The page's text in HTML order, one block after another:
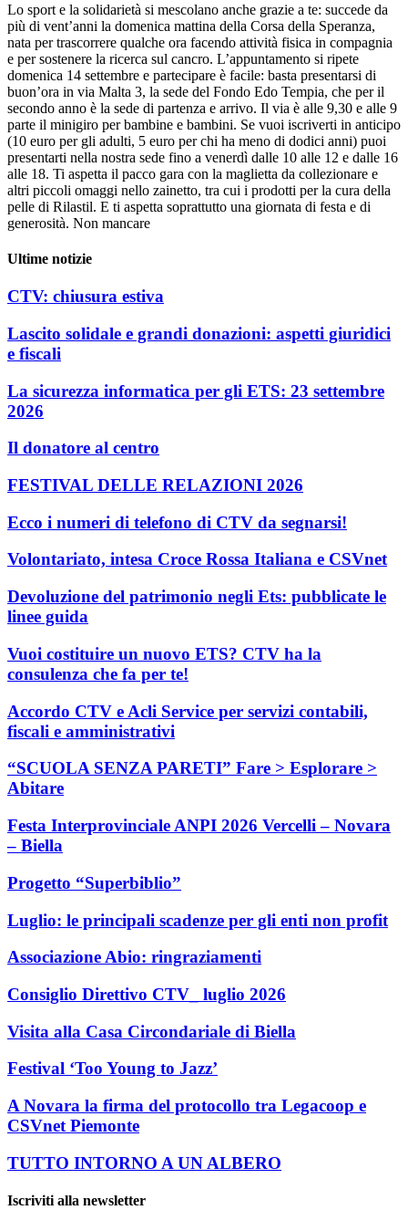
Lo sport e la solidarietà si mescolano anche grazie a te: succede da
più di vent’anni la domenica mattina della Corsa della Speranza,
nata per trascorrere qualche ora facendo attività fisica in compagnia
e per sostenere la ricerca sul cancro. L’appuntamento si ripete
domenica 14 settembre e partecipare è facile: basta presentarsi di
buon’ora in via Malta 3, la sede del Fondo Edo Tempia, che per il
secondo anno è la sede di partenza e arrivo. Il via è alle 9,30 e alle 9
parte il minigiro per bambine e bambini. Se vuoi iscriverti in anticipo
(10 euro per gli adulti, 5 euro per chi ha meno di dodici anni) puoi
presentarti nella nostra sede fino a venerdì dalle 10 alle 12 e dalle 16
alle 18. Ti aspetta il pacco gara con la maglietta da collezionare e
altri piccoli omaggi nello zainetto, tra cui i prodotti per la cura della
pelle di Rilastil. E ti aspetta soprattutto una giornata di festa e di
generosità. Non mancare
Ultime notizie
CTV: chiusura estiva
Lascito solidale e grandi donazioni: aspetti giuridici
e fiscali
La sicurezza informatica per gli ETS: 23 settembre
2026
Il donatore al centro
FESTIVAL DELLE RELAZIONI 2026
Ecco i numeri di telefono di CTV da segnarsi!
Volontariato, intesa Croce Rossa Italiana e CSVnet
Devoluzione del patrimonio negli Ets: pubblicate le
linee guida
Vuoi costituire un nuovo ETS? CTV ha la
consulenza che fa per te!
Accordo CTV e Acli Service per servizi contabili,
fiscali e amministrativi
“SCUOLA SENZA PARETI” Fare > Esplorare >
Abitare
Festa Interprovinciale ANPI 2026 Vercelli – Novara
– Biella
Progetto “Superbiblio”
Luglio: le principali scadenze per gli enti non profit
Associazione Abio: ringraziamenti
Consiglio Direttivo CTV_ luglio 2026
Visita alla Casa Circondariale di Biella
Festival ‘Too Young to Jazz’
A Novara la firma del protocollo tra Legacoop e
CSVnet Piemonte
TUTTO INTORNO A UN ALBERO
Iscriviti alla newsletter